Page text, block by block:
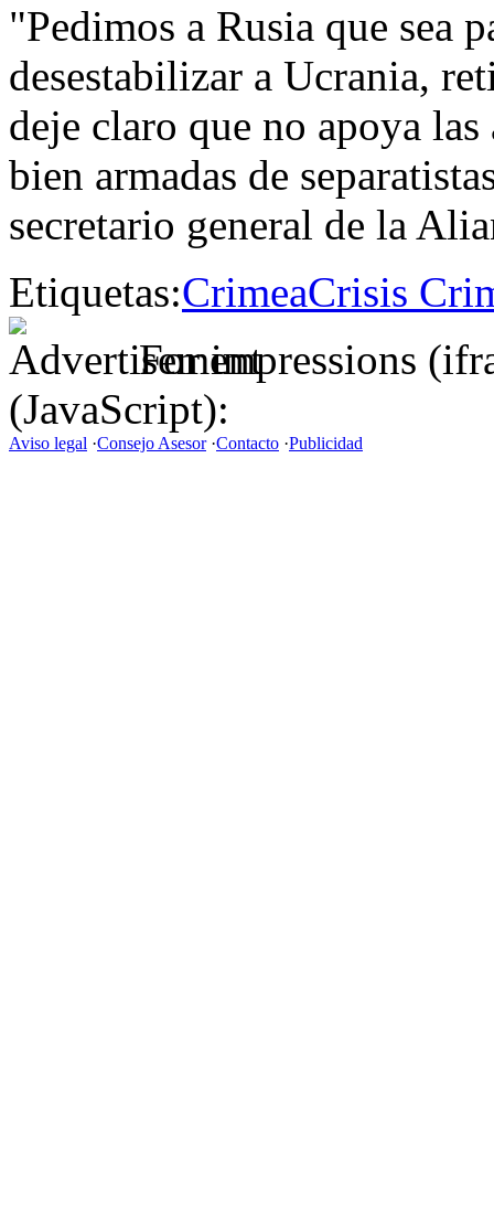
"Pedimos a Rusia que sea
desestabilizar a Ucrania,
deje claro que no apoya
bien armadas de
secretario general de la
Etiquetas:CrimeaCrisis
For impressions
(JavaScript):
Aviso legal ·Consejo Asesor·Contacto ·Publicidad